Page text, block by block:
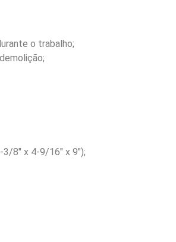
o trabalho;
8″ x 4-9/16″ x 9″);